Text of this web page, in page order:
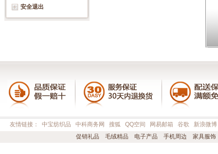
安全退出
友情链接： 中宝纺织品 中科商务网 搜狐 QQ空间 网易邮箱 谷歌
新浪微博
促销礼品
毛绒精品 电子产品 手机周边 家具服饰